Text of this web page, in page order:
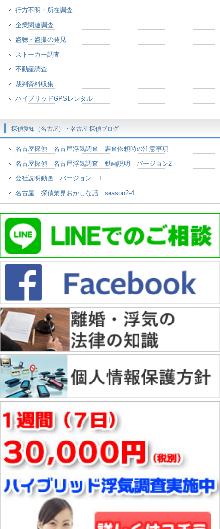
行方不明・所在調査
企業関連調査
盗聴・盗撮の発見
ストーカー調査
不動産調査
裁判資料収集
ハイブリッドGPSレンタル
探偵愛知（名古屋）・名古屋 探偵ブログ
名古屋探偵 名古屋浮気調査 調査依頼時の注意事項
名古屋探偵 名古屋浮気調査 動画説明 バージョン2
会社説明動画 バージョン 1
名古屋 探偵業界おかしな話 season2-4